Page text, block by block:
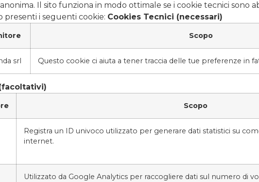
Il sito funziona in modo ottimale se i cookie tecnici sono
presenti i seguenti cookie: Cookies Tecnici (necessari)
Scopo
srl Questo cookie ci aiuta a tener traccia delle tue preferenze in
Scopo
Registra un ID univoco utilizzato per generare dati statistici su
internet.
Utilizzato da Google Analytics per raccogliere dati sul numero di